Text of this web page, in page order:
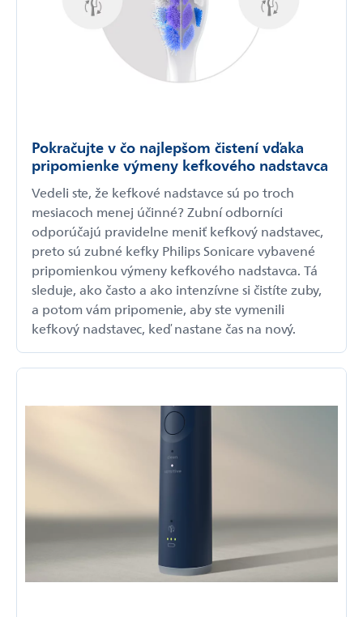
Pokračujte v čo najlepšom čistení vďaka
pripomienke výmeny kefkového nadstavca
Vedeli ste, že kefkové nadstavce sú po troch
mesiacoch menej účinné? Zubní odborníci
odporúčajú pravidelne meniť kefkový nadstavec,
preto sú zubné kefky Philips Sonicare vybavené
pripomienkou výmeny kefkového nadstavca. Tá
sleduje, ako často a ako intenzívne si čistíte zuby,
a potom vám pripomenie, aby ste vymenili
kefkový nadstavec, keď nastane čas na nový.